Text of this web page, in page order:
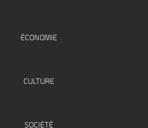
ÉCONOMIE
CULTURE
SOCIÉTÉ